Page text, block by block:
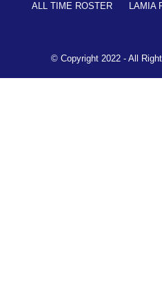
ALL TIME ROSTER
LAMIA
© Copyright 2022 - All